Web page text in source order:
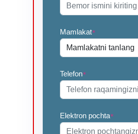
Mamlakat*
Telefon*
Elektron pochta*